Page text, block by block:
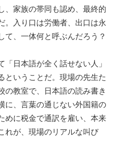
、家族の帯同も認め、最終的
。入り口は労働者、出口は永
て、一体何と呼ぶんだろう？
「日本語が全く話せない人」
ということだ。現場の先生た
の教室で、日本語の読み書き
に、言葉の通じない外国籍の
めに税金で通訳を雇い、本来
れが、現場のリアルな叫び